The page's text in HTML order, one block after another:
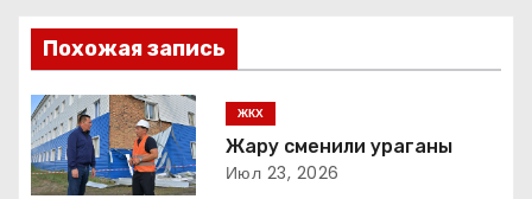
в
и
г
а
Похожая запись
ЖКХ
Жару сменили ураганы
Июл 23, 2026